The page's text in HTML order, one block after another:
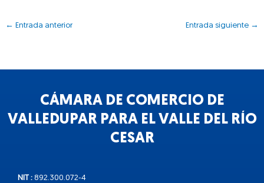
← Entrada anterior Entrada siguiente →
CÁMARA DE COMERCIO DE
VALLEDUPAR PARA EL VALLE DEL RÍO
CESAR
NIT : 892.300.072-4